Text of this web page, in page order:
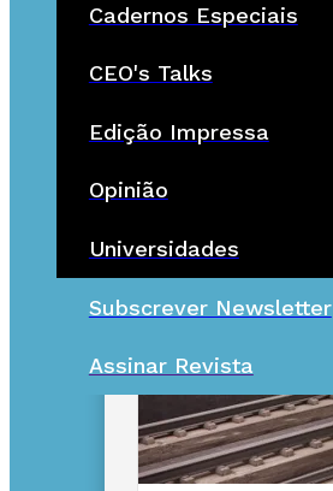
Cadernos Especiais
CEO's Talks
Edição Impressa
Opinião
Universidades
Subscrever Newsletter
Assinar Revista